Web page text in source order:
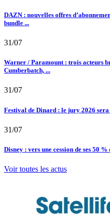
DAZN : nouvelles offres
bundle ...
31/07
Warner / Paramount : trois acteurs
Cumberbatch, ...
31/07
Festival de Dinard : le jury 2026
31/07
Disney : vers une cession de ses 50
Voir toutes les actus